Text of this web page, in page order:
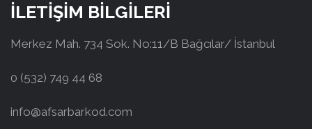
İLETİŞİM BİLGİLERİ
Merkez Mah. 734 Sok. No:11/B Bağcılar/ İstanbul
0 (532) 749 44 68
info@afsarbarkod.com